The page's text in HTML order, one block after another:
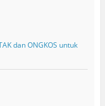
dan ONGKOS untuk